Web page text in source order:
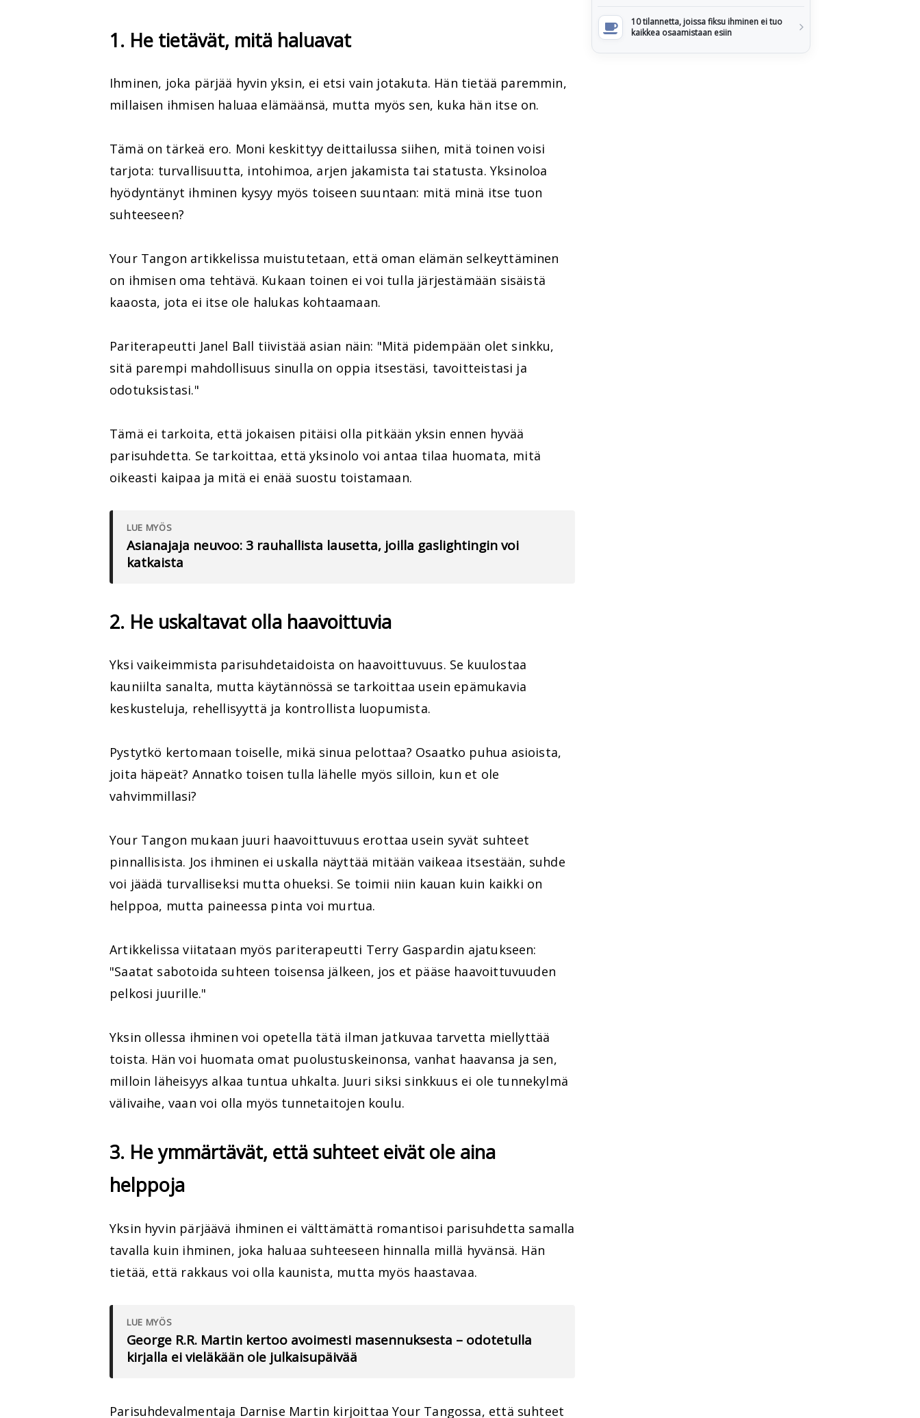
1. He tietävät, mitä haluavat
Ihminen, joka pärjää hyvin yksin, ei etsi vain jotakuta. Hän tietää paremmin,
millaisen ihmisen haluaa elämäänsä, mutta myös sen, kuka hän itse on.
Tämä on tärkeä ero. Moni keskittyy deittailussa siihen, mitä toinen voisi
tarjota: turvallisuutta, intohimoa, arjen jakamista tai statusta. Yksinoloa
hyödyntänyt ihminen kysyy myös toiseen suuntaan: mitä minä itse tuon
suhteeseen?
Your Tangon artikkelissa muistutetaan, että oman elämän selkeyttäminen
on ihmisen oma tehtävä. Kukaan toinen ei voi tulla järjestämään sisäistä
kaaosta, jota ei itse ole halukas kohtaamaan.
Pariterapeutti Janel Ball tiivistää asian näin: "Mitä pidempään olet sinkku,
sitä parempi mahdollisuus sinulla on oppia itsestäsi, tavoitteistasi ja
odotuksistasi."
Tämä ei tarkoita, että jokaisen pitäisi olla pitkään yksin ennen hyvää
parisuhdetta. Se tarkoittaa, että yksinolo voi antaa tilaa huomata, mitä
oikeasti kaipaa ja mitä ei enää suostu toistamaan.
LUE MYÖS
Asianajaja neuvoo: 3 rauhallista lausetta, joilla gaslightingin voi
katkaista
2. He uskaltavat olla haavoittuvia
Yksi vaikeimmista parisuhdetaidoista on haavoittuvuus. Se kuulostaa
kauniilta sanalta, mutta käytännössä se tarkoittaa usein epämukavia
keskusteluja, rehellisyyttä ja kontrollista luopumista.
Pystytkö kertomaan toiselle, mikä sinua pelottaa? Osaatko puhua asioista,
joita häpeät? Annatko toisen tulla lähelle myös silloin, kun et ole
vahvimmillasi?
Your Tangon mukaan juuri haavoittuvuus erottaa usein syvät suhteet
pinnallisista. Jos ihminen ei uskalla näyttää mitään vaikeaa itsestään, suhde
voi jäädä turvalliseksi mutta ohueksi. Se toimii niin kauan kuin kaikki on
helppoa, mutta paineessa pinta voi murtua.
Artikkelissa viitataan myös pariterapeutti Terry Gaspardin ajatukseen:
"Saatat sabotoida suhteen toisensa jälkeen, jos et pääse haavoittuvuuden
pelkosi juurille."
Yksin ollessa ihminen voi opetella tätä ilman jatkuvaa tarvetta miellyttää
toista. Hän voi huomata omat puolustuskeinonsa, vanhat haavansa ja sen,
milloin läheisyys alkaa tuntua uhkalta. Juuri siksi sinkkuus ei ole tunnekylmä
välivaihe, vaan voi olla myös tunnetaitojen koulu.
3. He ymmärtävät, että suhteet eivät ole aina
helppoja
Yksin hyvin pärjäävä ihminen ei välttämättä romantisoi parisuhdetta samalla
tavalla kuin ihminen, joka haluaa suhteeseen hinnalla millä hyvänsä. Hän
tietää, että rakkaus voi olla kaunista, mutta myös haastavaa.
LUE MYÖS
George R.R. Martin kertoo avoimesti masennuksesta – odotetulla
kirjalla ei vieläkään ole julkaisupäivää
Parisuhdevalmentaja Darnise Martin kirjoittaa Your Tangossa, että suhteet
10 tilannetta, joissa fiksu ihminen ei tuo
kaikkea osaamistaan esiin